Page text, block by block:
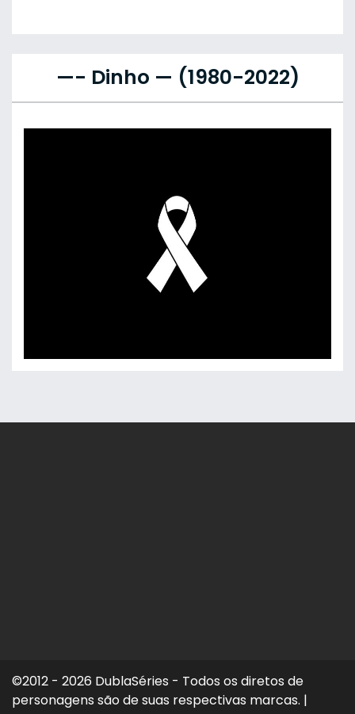
—- Dinho — (1980-2022)
©2012 - 2026 DublaSéries - Todos os diretos de
personagens são de suas respectivas marcas. |